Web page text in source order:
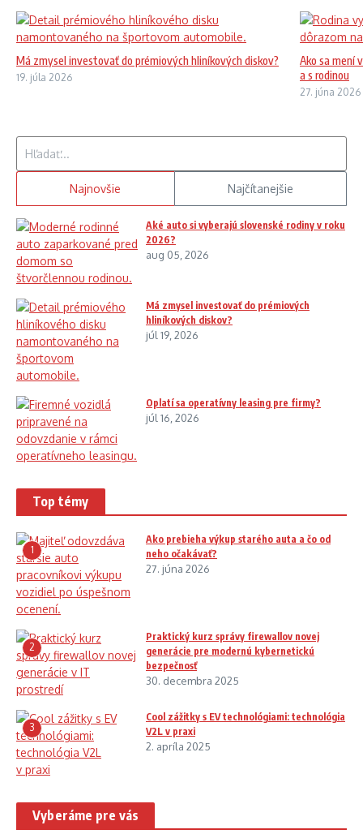
Má zmysel investovať do prémiových hliníkových diskov?
19. júla 2026
Ako sa mení
a s rodinou
27. júna 2026
Najnovšie Najčítanejšie
Aké auto si vyberajú slovenské rodiny v roku
2026?
aug 05, 2026
Má zmysel investovať do prémiových
hliníkových diskov?
júl 19, 2026
Oplatí sa operatívny leasing pre firmy?
júl 16, 2026
Top témy
1
Ako prebieha výkup starého auta a čo od
neho očakávať?
27. júna 2026
2
Praktický kurz správy firewallov novej
generácie pre modernú kybernetickú
bezpečnosť
30. decembra 2025
3
Cool zážitky s EV technológiami: technológia
V2L v praxi
2. apríla 2025
Vyberáme pre vás